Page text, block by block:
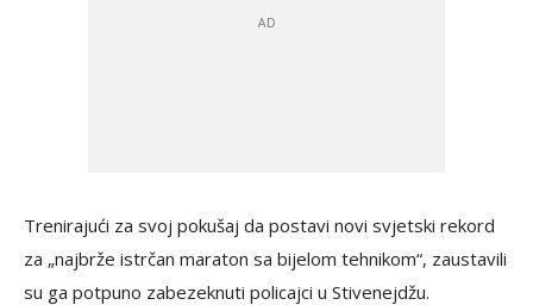
Trenirajući za svoj pokušaj da postavi novi svjetski rekord
za „najbrže istrčan maraton sa bijelom tehnikom“, zaustavili
su ga potpuno zabezeknuti policajci u Stivenejdžu.